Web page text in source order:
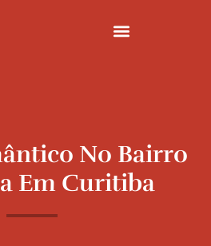
No Bairro
Em Curitiba